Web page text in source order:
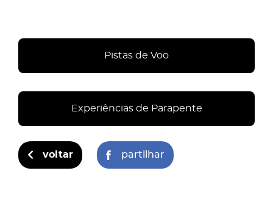
Pistas de Voo
Experiências de Parapente
voltar partilhar